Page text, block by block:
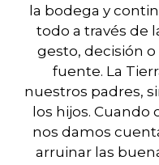
la bodega y
todo a través de
gesto, decisión
fuente. La
nuestros padres,
los hijos.
nos damos
arruinar las